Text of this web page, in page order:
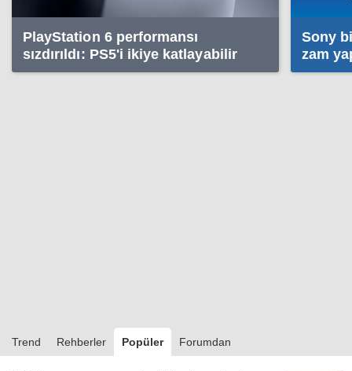
PlayStation 6 performansı
sızdırıldı: PS5'i ikiye katlayabilir
Sony
zam
Trend Rehberler Popüler Forumdan